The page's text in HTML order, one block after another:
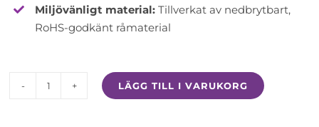
Miljövänligt material: Tillverkat av nedbrytbart,
RoHS-godkänt råmaterial
Sunlu
LÄGG TILL I VARUKORG